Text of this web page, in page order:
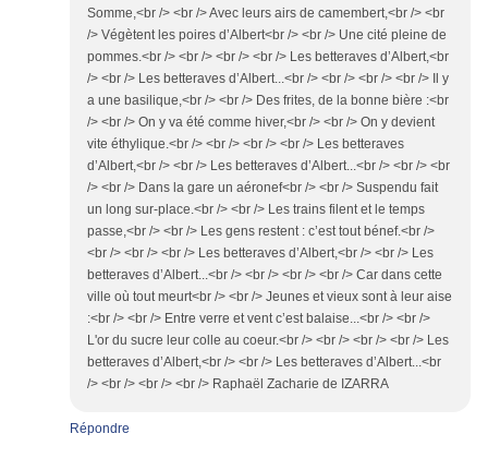
Somme,<br /> <br /> Avec leurs airs de camembert,<br /> <br
/> Végètent les poires d’Albert<br /> <br /> Une cité pleine de
pommes.<br /> <br /> <br /> <br /> Les betteraves d’Albert,<br
/> <br /> Les betteraves d’Albert...<br /> <br /> <br /> <br /> Il y
a une basilique,<br /> <br /> Des frites, de la bonne bière :<br
/> <br /> On y va été comme hiver,<br /> <br /> On y devient
vite éthylique.<br /> <br /> <br /> <br /> Les betteraves
d’Albert,<br /> <br /> Les betteraves d’Albert...<br /> <br /> <br
/> <br /> Dans la gare un aéronef<br /> <br /> Suspendu fait
un long sur-place.<br /> <br /> Les trains filent et le temps
passe,<br /> <br /> Les gens restent : c’est tout bénef.<br />
<br /> <br /> <br /> Les betteraves d’Albert,<br /> <br /> Les
betteraves d’Albert...<br /> <br /> <br /> <br /> Car dans cette
ville où tout meurt<br /> <br /> Jeunes et vieux sont à leur aise
:<br /> <br /> Entre verre et vent c’est balaise...<br /> <br />
L'or du sucre leur colle au coeur.<br /> <br /> <br /> <br /> Les
betteraves d’Albert,<br /> <br /> Les betteraves d’Albert...<br
/> <br /> <br /> <br /> Raphaël Zacharie de IZARRA
Répondre